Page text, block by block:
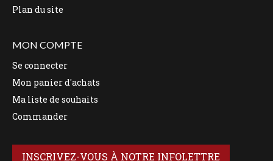
Plan du site
MON COMPTE
Se connecter
Mon panier d'achats
Ma liste de souhaits
Commander
INSCRIVEZ-VOUS À NOTRE INFOLETTRE